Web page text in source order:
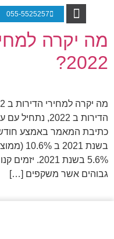
055-5525257
מה יקרה
2022?
הדירות ב 2022,
בשנת
5.6% בשנת
גבוהים אשר משקפים […]